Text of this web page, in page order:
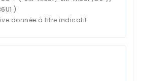
)
donnée à titre indicatif.